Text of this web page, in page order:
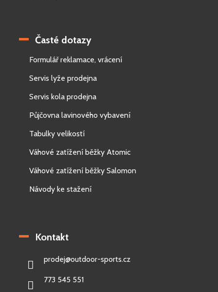
Časté dotazy
Formulář reklamace, vrácení
Servis lyže prodejna
Servis kola prodejna
Půjčovna lavinového vybavení
Tabulky velikostí
Váhové zatížení běžky Atomic
Váhové zatížení běžky Salomon
Návody ke stažení
Kontakt
prodej@outdoor-sports.cz
773 545 551